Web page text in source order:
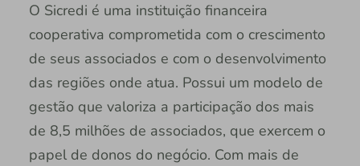
O Sicredi é uma instituição financeira
cooperativa comprometida com o crescimento
de seus associados e com o desenvolvimento
das regiões onde atua. Possui um modelo de
gestão que valoriza a participação dos mais
de 8,5 milhões de associados, que exercem o
papel de donos do negócio. Com mais de